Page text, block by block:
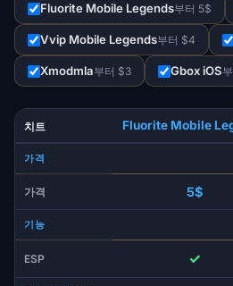
Fluorite Mobile Legends부터 5$
Vvip Mobile Legends부터 $4
Xmodmla부터 $3 Gbox iOS
치트 Fluorite Mobile
가격
가격 5$
기능
ESP ✓